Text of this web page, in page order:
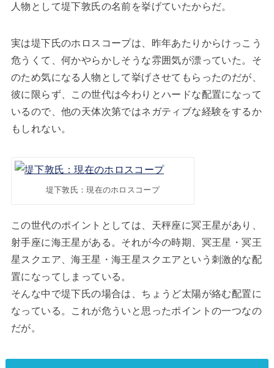
人物として堤下敦氏の名前を挙げていたからだ。
実は堤下氏のホロスコープは、昨年あたりからけっこう
危うくて、何かやらかしそうな雰囲気が漂っていた。そ
のため気になる人物として挙げさせてもらったのだが、
彼に限らず、この世代は今わりとハードな配置になって
いるので、他の天体次第ではネガティブな経験をするか
もしれない。
堤下敦氏：現在のホロスコープ
この世代のポイントとしては、天秤座に冥王星があり、
射手座に海王星がある。それが今の時期、冥王星・冥王
星スクエア、海王星・海王星スクエアという刺激的な配
置になってしまっている。
そんな中で堤下氏の場合は、ちょうど太陽が絡む配置に
なっている。これが危ういと思ったポイントの一つなの
だが。